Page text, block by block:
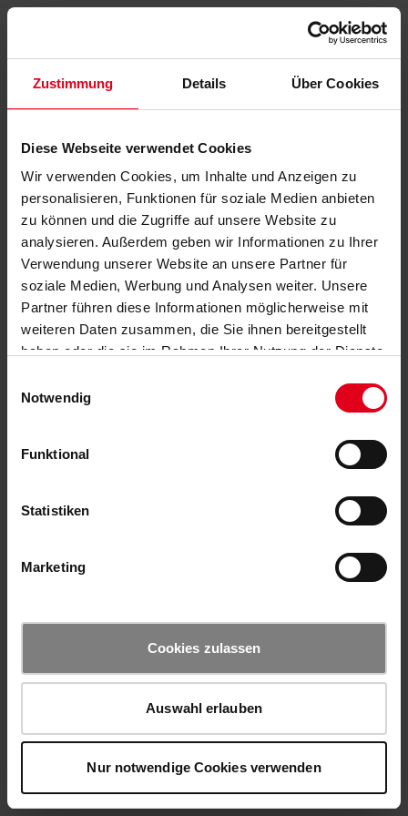
Zustimmung Details Über Cookies
Diese Webseite verwendet Cookies
Wir verwenden Cookies, um Inhalte und Anzeigen zu
personalisieren, Funktionen für soziale Medien anbieten
zu können und die Zugriffe auf unsere Website zu
analysieren. Außerdem geben wir Informationen zu Ihrer
Verwendung unserer Website an unsere Partner für
soziale Medien, Werbung und Analysen weiter. Unsere
Partner führen diese Informationen möglicherweise mit
weiteren Daten zusammen, die Sie ihnen bereitgestellt
haben oder die sie im Rahmen Ihrer Nutzung der Dienste
Notwendig
Funktional
Statistiken
Marketing
Cookies zulassen
Auswahl erlauben
Nur notwendige Cookies verwenden